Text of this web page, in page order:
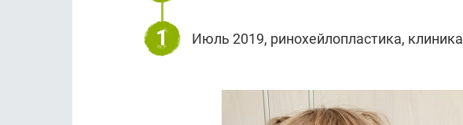
1 Июль 2019, ринохейлопластика,